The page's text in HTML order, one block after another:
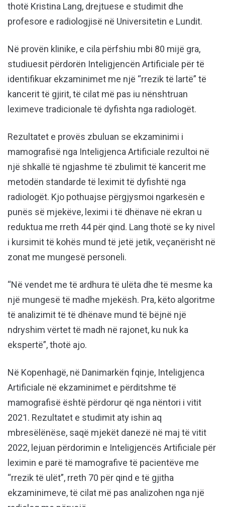
thotë Kristina Lang, drejtuese e studimit dhe
profesore e radiologjisë në Universitetin e Lundit.
Në provën klinike, e cila përfshiu mbi 80 mijë gra,
studiuesit përdorën Inteligjencën Artificiale për të
identifikuar ekzaminimet me një “rrezik të lartë” të
kancerit të gjirit, të cilat më pas iu nënshtruan
leximeve tradicionale të dyfishta nga radiologët.
Rezultatet e provës zbuluan se ekzaminimi i
mamografisë nga Inteligjenca Artificiale rezultoi në
një shkallë të ngjashme të zbulimit të kancerit me
metodën standarde të leximit të dyfishtë nga
radiologët. Kjo pothuajse përgjysmoi ngarkesën e
punës së mjekëve, leximi i të dhënave në ekran u
reduktua me rreth 44 për qind. Lang thotë se ky nivel
i kursimit të kohës mund të jetë jetik, veçanërisht në
zonat me mungesë personeli.
“Në vendet me të ardhura të ulëta dhe të mesme ka
një mungesë të madhe mjekësh. Pra, këto algoritme
të analizimit të të dhënave mund të bëjnë një
ndryshim vërtet të madh në rajonet, ku nuk ka
ekspertë”, thotë ajo.
Në Kopenhagë, në Danimarkën fqinje, Inteligjenca
Artificiale në ekzaminimet e përditshme të
mamografisë është përdorur që nga nëntori i vitit
2021. Rezultatet e studimit aty ishin aq
mbresëlënëse, saqë mjekët danezë në maj të vitit
2022, lejuan përdorimin e Inteligjencës Artificiale për
leximin e parë të mamografive të pacientëve me
“rrezik të ulët”, rreth 70 për qind e të gjitha
ekzaminimeve, të cilat më pas analizohen nga një